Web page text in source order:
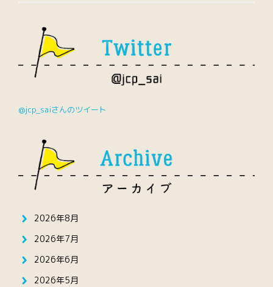
@jcp_saiさんのツイート
2026年8月
2026年7月
2026年6月
2026年5月